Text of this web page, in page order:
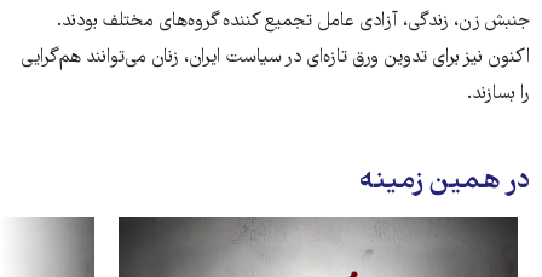
جنبش زن، زندگی، آزادی عامل تجمیع کننده گروه‌های مختلف بودند.
اکنون نیز برای تدوین ورق تازه‌ای در سیاست ایران، زنان می‌توانند هم‌گرایی
را بسازند.
در همین زمینه